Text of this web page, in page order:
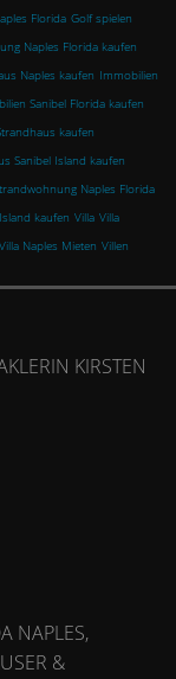
Florida Golf spielen
Naples Florida kaufen
Naples kaufen Immobilien
Sanibel Florida kaufen
kaufen
Sanibel Island kaufen
Naples Florida
kaufen Villa Villa
Villa Naples Mieten Villen
KIRSTEN
NAPLES,
&